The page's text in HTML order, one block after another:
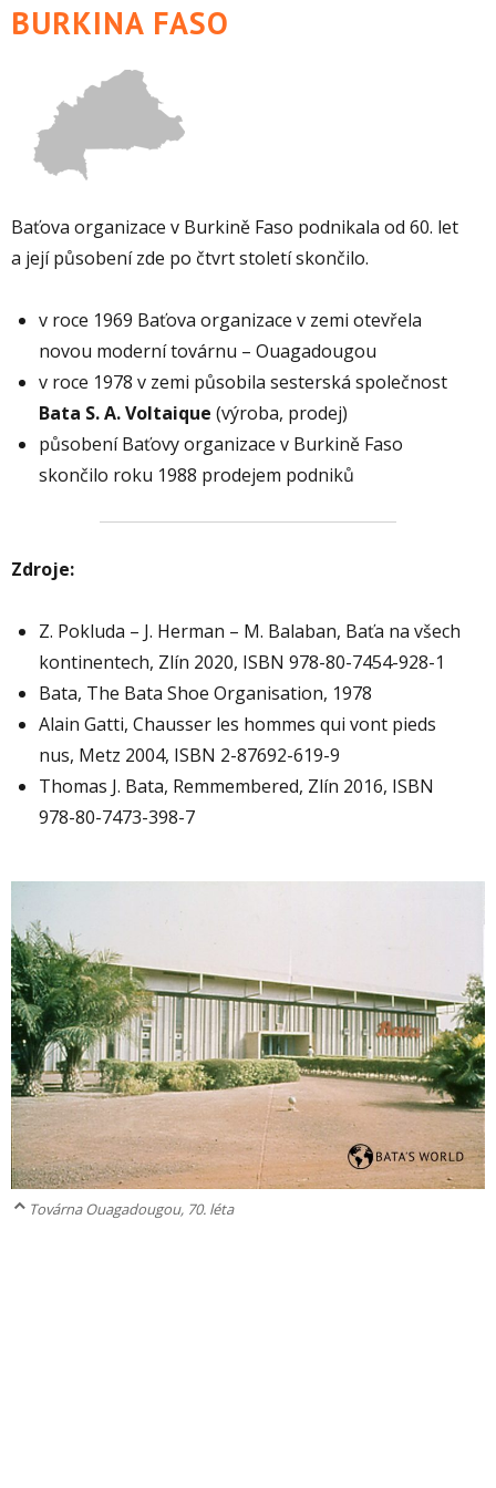
BURKINA FASO
Baťova organizace v Burkině Faso podnikala od 60. let
a její působení zde po čtvrt století skončilo.
v roce 1969 Baťova organizace v zemi otevřela
novou moderní továrnu – Ouagadougou
v roce 1978 v zemi působila sesterská společnost
Bata S. A. Voltaique (výroba, prodej)
působení Baťovy organizace v Burkině Faso
skončilo roku 1988 prodejem podniků
Zdroje:
Z. Pokluda – J. Herman – M. Balaban, Baťa na všech
kontinentech, Zlín 2020, ISBN 978-80-7454-928-1
Bata, The Bata Shoe Organisation, 1978
Alain Gatti, Chausser les hommes qui vont pieds
nus, Metz 2004, ISBN 2-87692-619-9
Thomas J. Bata, Remmembered, Zlín 2016, ISBN
978-80-7473-398-7
Továrna Ouagadougou, 70. léta